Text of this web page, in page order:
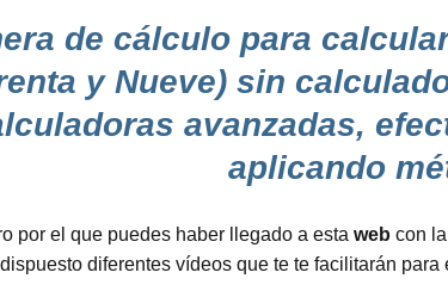
de cálculo para
y Nueve) sin
avanzadas,
aplicando
por el que puedes haber llegado a esta web con
diferentes vídeos que te te facilitarán